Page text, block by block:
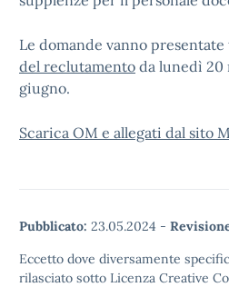
Le domande vanno
del reclutamento da lunedì 20
giugno.
Scarica OM e allegati dal sito
Pubblicato: 23.05.2024 -
Eccetto dove diversamente
rilasciato sotto Licenza Creative